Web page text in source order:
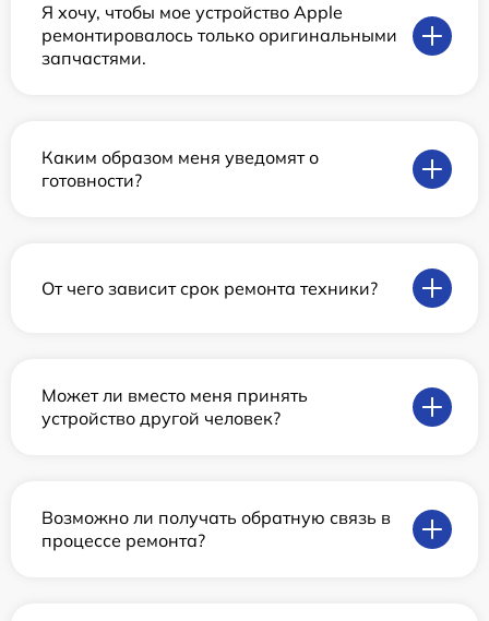
Я хочу, чтобы мое устройство Apple
ремонтировалось только оригинальными
запчастями.
Каким образом меня уведомят о
готовности?
От чего зависит срок ремонта техники?
Может ли вместо меня принять
устройство другой человек?
Возможно ли получать обратную связь в
процессе ремонта?